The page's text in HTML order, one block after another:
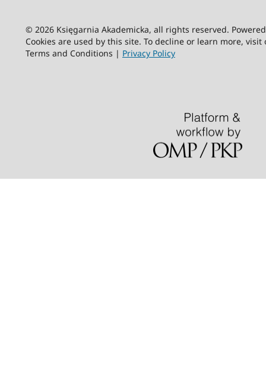
© 2026 Księgarnia Akademicka, all rights reserved.
Cookies are used by this site. To decline or learn more,
Terms and Conditions | Privacy Policy